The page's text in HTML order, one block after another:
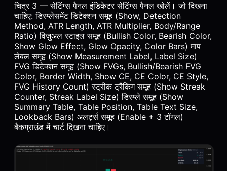
चित्र 3 — सेटिंग्स पैनल इंडिकेटर सेटिंग्स पैनल खोलें। जो दिखना
चाहिए: डिस्प्लेसमेंट डिटेक्शन समूह (Show, Detection
Method, ATR Length, ATR Multiplier, Body/Range
Ratio) विज़ुअल स्टाइल समूह (Bullish Color, Bearish Color,
Show Glow Effect, Glow Opacity, Color Bars) माप
लेबल समूह (Show Measurement Label, Label Size)
FVG डिटेक्शन समूह (Show FVGs, Bullish/Bearish FVG
Color, Border Width, Show CE, CE Color, CE Style,
FVG History Count) स्ट्रीक ट्रैकिंग समूह (Show Streak
Counter, Streak Label Size) डिस्प्ले समूह (Show
Summary Table, Table Position, Table Text Size,
Lookback Bars) अलर्ट्स समूह (Enable + 3 टॉगल)
बैकग्राउंड में चार्ट दिखना चाहिए।